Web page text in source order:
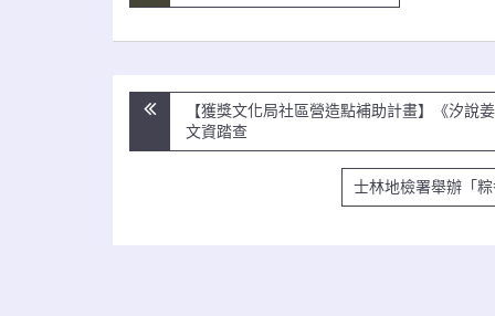
文
【獲獎文化局社區營造點補助計畫】《汐說
文資踏查
士林地檢署舉辦「